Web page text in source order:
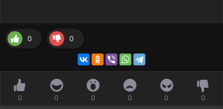
0 0
0 0 0 0 0 0